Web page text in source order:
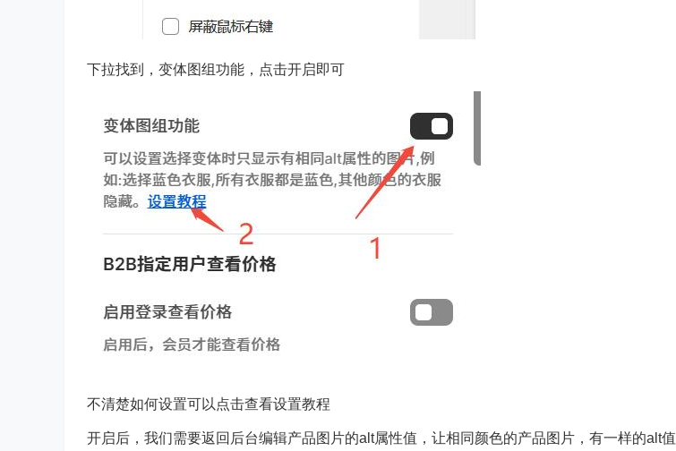
下拉找到，变体图组功能，点击开启即可
不清楚如何设置可以点击查看设置教程
开启后，我们需要返回后台编辑产品图片的alt属性值，让相同颜色的产品图片，有一样的alt值